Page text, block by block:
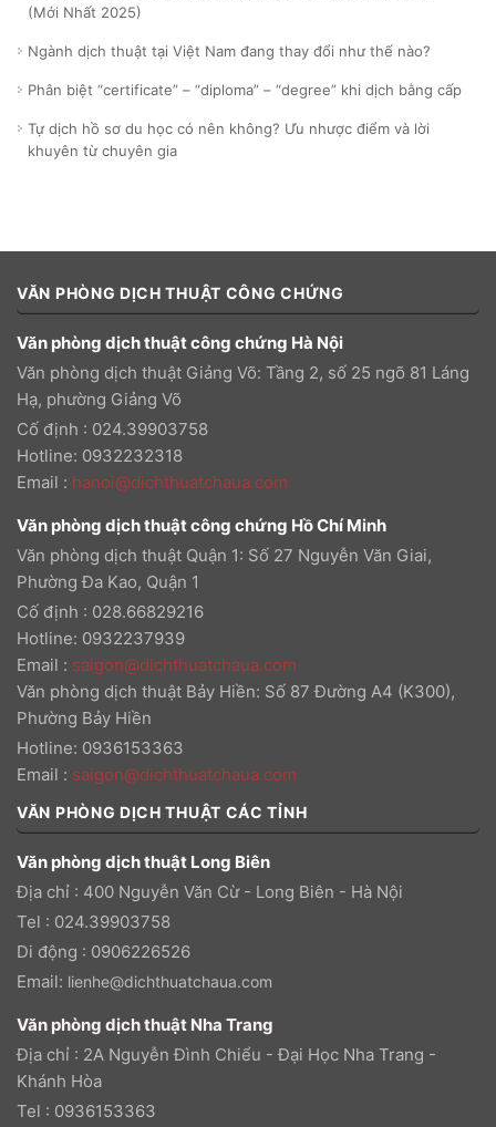
(Mới Nhất 2025)
Ngành dịch thuật tại Việt Nam đang thay đổi như thế nào?
Phân biệt “certificate” – “diploma” – “degree” khi dịch bằng cấp
Tự dịch hồ sơ du học có nên không? Ưu nhược điểm và lời
khuyên từ chuyên gia
VĂN PHÒNG DỊCH THUẬT CÔNG CHỨNG
Văn phòng dịch thuật công chứng Hà Nội
Văn phòng dịch thuật Giảng Võ: Tầng 2, số 25 ngõ 81 Láng
Hạ, phường Giảng Võ
Cố định : 024.39903758
Hotline: 0932232318
Email : hanoi@dichthuatchaua.com
Văn phòng dịch thuật công chứng Hồ Chí Minh
Văn phòng dịch thuật Quận 1: Số 27 Nguyễn Văn Giai,
Phường Đa Kao, Quận 1
Cố định : 028.66829216
Hotline: 0932237939
Email : saigon@dichthuatchaua.com
Văn phòng dịch thuật Bảy Hiền: Số 87 Đường A4 (K300),
Phường Bảy Hiền
Hotline: 0936153363
Email : saigon@dichthuatchaua.com
VĂN PHÒNG DỊCH THUẬT CÁC TỈNH
Văn phòng dịch thuật Long Biên
Địa chỉ : 400 Nguyễn Văn Cừ - Long Biên - Hà Nội
Tel : 024.39903758
Di động : 0906226526
Email: lienhe@dichthuatchaua.com
Văn phòng dịch thuật Nha Trang
Địa chỉ : 2A Nguyễn Đình Chiểu - Đại Học Nha Trang -
Khánh Hòa
Tel : 0936153363